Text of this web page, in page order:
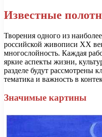
Известные
Творения одного из
российской живописи XX
многослойность. Каждая
яркие аспекты жизни,
разделе будут рассмотрены
тематика и важность в
Значимые картины